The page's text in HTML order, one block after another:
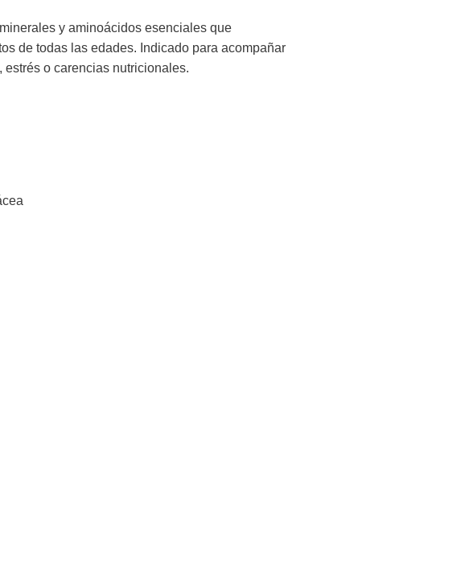
y aminoácidos esenciales que
de todas las edades. Indicado para acompañar
o carencias nutricionales.